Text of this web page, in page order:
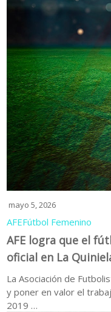
mayo 5, 2026
AFEFútbol Femenino
AFE logra que el
oficial en La
La Asociación de
y poner en valor el
2019 …